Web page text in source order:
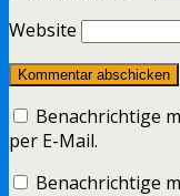
Website
Benachrichtige
per E-Mail.
Benachrichtige